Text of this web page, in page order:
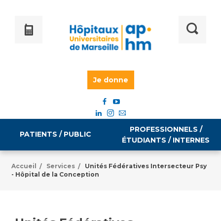
Je donne
PATIENTS / PUBLIC
Informations pratiques
PROFESSIONNELS /
ÉTUDIANTS / INTERNES
Égalité professionnelle
Emploi / formation
Accueil / Services /
Unités Fédératives Intersecteur Psy
- Hôpital de la Conception